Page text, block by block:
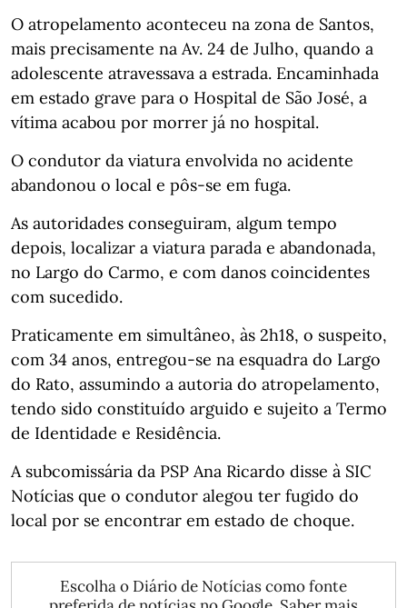
O atropelamento aconteceu na zona de Santos,
mais precisamente na Av. 24 de Julho, quando a
adolescente atravessava a estrada. Encaminhada
em estado grave para o Hospital de São José, a
vítima acabou por morrer já no hospital.
O condutor da viatura envolvida no acidente
abandonou o local e pôs-se em fuga.
As autoridades conseguiram, algum tempo
depois, localizar a viatura parada e abandonada,
no Largo do Carmo, e com danos coincidentes
com sucedido.
Praticamente em simultâneo, às 2h18, o suspeito,
com 34 anos, entregou-se na esquadra do Largo
do Rato, assumindo a autoria do atropelamento,
tendo sido constituído arguido e sujeito a Termo
de Identidade e Residência.
A subcomissária da PSP Ana Ricardo disse à SIC
Notícias que o condutor alegou ter fugido do
local por se encontrar em estado de choque.
Escolha o Diário de Notícias como fonte